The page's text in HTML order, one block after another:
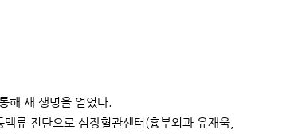
해 새 생명을 얻었다.
류 진단으로 심장혈관센터(흉부외과 유재욱,